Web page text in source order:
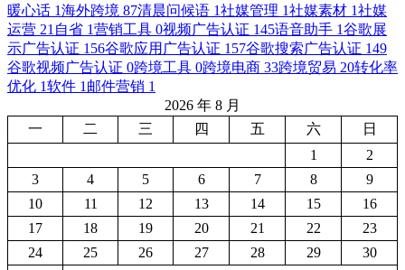
暖心话 1海外跨境 87清晨问候语 1社媒管理 1社媒素材 1社媒
运营 21 自省 1营销工具 0视频广告认证 145语音助手 1谷歌展
示广告认证 156谷歌应用广告认证 157谷歌搜索广告认证 149
谷歌视频广告认证 0跨境工具 0跨境电商 33跨境贸易 20转化率
优化 1软件 1 邮件营销 1
2026 年 8 月
一
二 三 四 五 六
日
1
2
3
4 5 6 7 8
9
10
11 12 13 14 15
16
17
18 19 20 21 22
23
24
25 26 27 28 29
30